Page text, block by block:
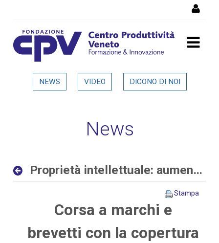
Proprietà intellettuale:
delle aziende allo sportello
evidenza
NEWS VIDEO DICONO DI NOI
News
Proprietà intellettuale: aumentano le richieste delle aziende allo sportello del CPV
Stampa
Corsa a marchi e
brevetti con la copertura